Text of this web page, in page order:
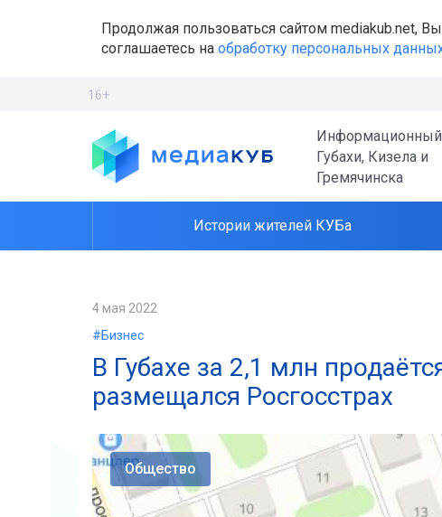
Продолжая пользоваться сайтом mediakub.net,
соглашаетесь на обработку персональных
16+
Информационный
Губахи, Кизела и
Гремячинска
Истории жителей КУБа
4 мая 2022
#Бизнес
В Губахе за 2,1 млн
размещался Росгосстрах
Общество